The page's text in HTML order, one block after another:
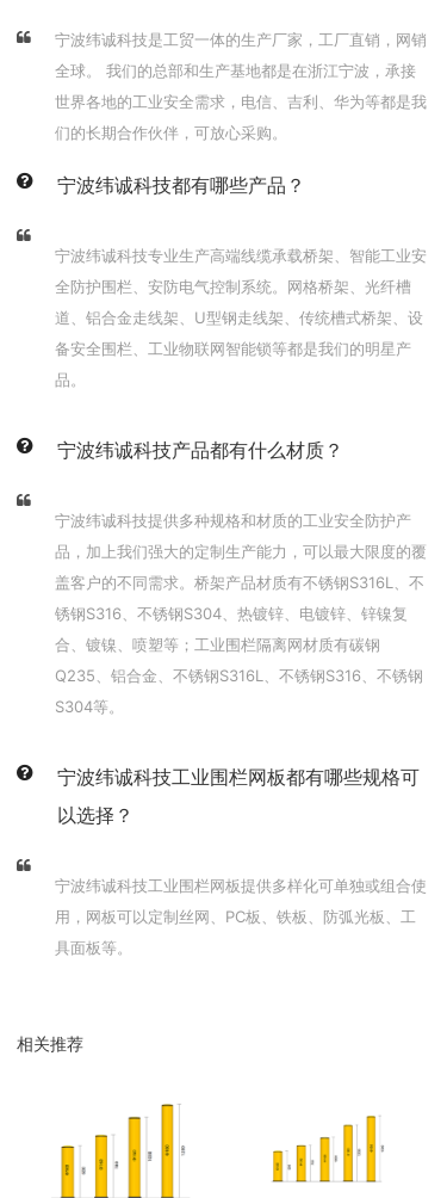
宁波纬诚科技是工贸一体的生产厂家，工厂直销，网销
全球。 我们的总部和生产基地都是在浙江宁波，承接
世界各地的工业安全需求，电信、吉利、华为等都是我
们的长期合作伙伴，可放心采购。
宁波纬诚科技都有哪些产品？
宁波纬诚科技专业生产高端线缆承载桥架、智能工业安
全防护围栏、安防电气控制系统。网格桥架、光纤槽
道、铝合金走线架、U型钢走线架、传统槽式桥架、设
备安全围栏、工业物联网智能锁等都是我们的明星产
品。
宁波纬诚科技产品都有什么材质？
宁波纬诚科技提供多种规格和材质的工业安全防护产
品，加上我们强大的定制生产能力，可以最大限度的覆
盖客户的不同需求。桥架产品材质有不锈钢S316L、不
锈钢S316、不锈钢S304、热镀锌、电镀锌、锌镍复
合、镀镍、喷塑等；工业围栏隔离网材质有碳钢
Q235、铝合金、不锈钢S316L、不锈钢S316、不锈钢
S304等。
宁波纬诚科技工业围栏网板都有哪些规格可
以选择？
宁波纬诚科技工业围栏网板提供多样化可单独或组合使
用，网板可以定制丝网、PC板、铁板、防弧光板、工
具面板等。
相关推荐